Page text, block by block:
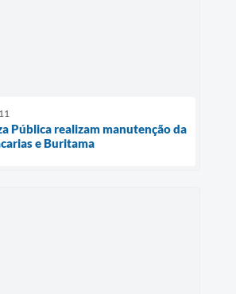
Pública realizam manutenção da
e Buritama